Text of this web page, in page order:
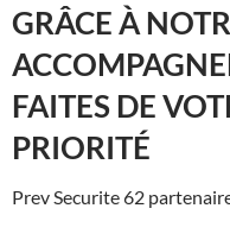
GRÂCE À
FAITES DE
PRIORITÉ
Prev Securite 62